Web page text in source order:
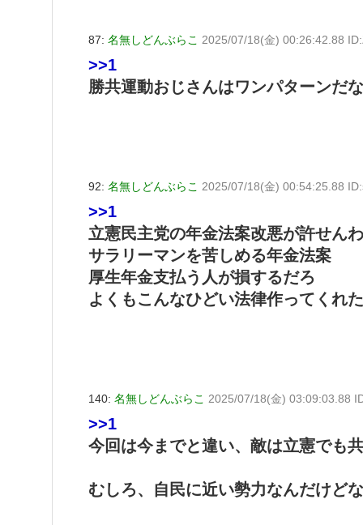
87: 名無しどんぶらこ 2025/07/18(金) 00:26:42.88
>>1
勝共運動おじさんはワンパターンだ
92: 名無しどんぶらこ 2025/07/18(金) 00:54:25.88
>>1
立憲民主党の年金法案改悪が許せんわ
サラリーマンを苦しめる年金法案
厚生年金支払う人が損するだろ
よくもこんなひどい法律作ってくれ
140: 名無しどんぶらこ 2025/07/18(金) 03:09:03.88
>>1
今回は今までと違い、敵は立憲でも
むしろ、自民に近い勢力なんだけど